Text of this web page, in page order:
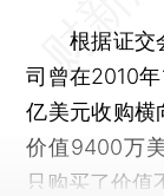
根据证交会
司曾在2010
亿美元收购横
价值9400万
只购买了价值